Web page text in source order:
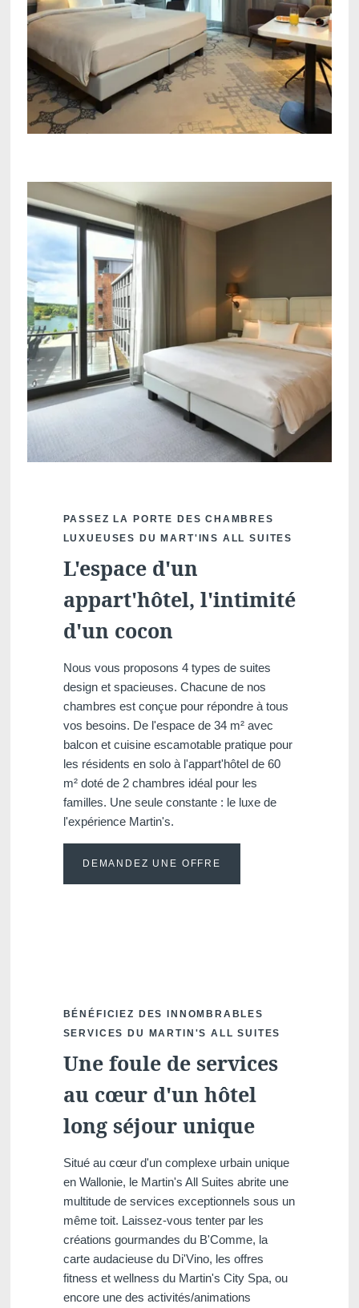
PASSEZ LA PORTE DES CHAMBRES
LUXUEUSES DU MART'INS ALL SUITES
L'espace d'un
appart'hôtel, l'intimité
d'un cocon
Nous vous proposons 4 types de suites
design et spacieuses. Chacune de nos
chambres est conçue pour répondre à tous
vos besoins. De l'espace de 34 m² avec
balcon et cuisine escamotable pratique pour
les résidents en solo à l'appart'hôtel de 60
m² doté de 2 chambres idéal pour les
familles. Une seule constante : le luxe de
l'expérience Martin's.
DEMANDEZ UNE OFFRE
BÉNÉFICIEZ DES INNOMBRABLES
SERVICES DU MARTIN'S ALL SUITES
Une foule de services
au cœur d'un hôtel
long séjour unique
Situé au cœur d'un complexe urbain unique
en Wallonie, le Martin's All Suites abrite une
multitude de services exceptionnels sous un
même toit. Laissez-vous tenter par les
créations gourmandes du B'Comme, la
carte audacieuse du Di'Vino, les offres
fitness et wellness du Martin's City Spa, ou
encore une des activités/animations
Voir tous nos hôtels